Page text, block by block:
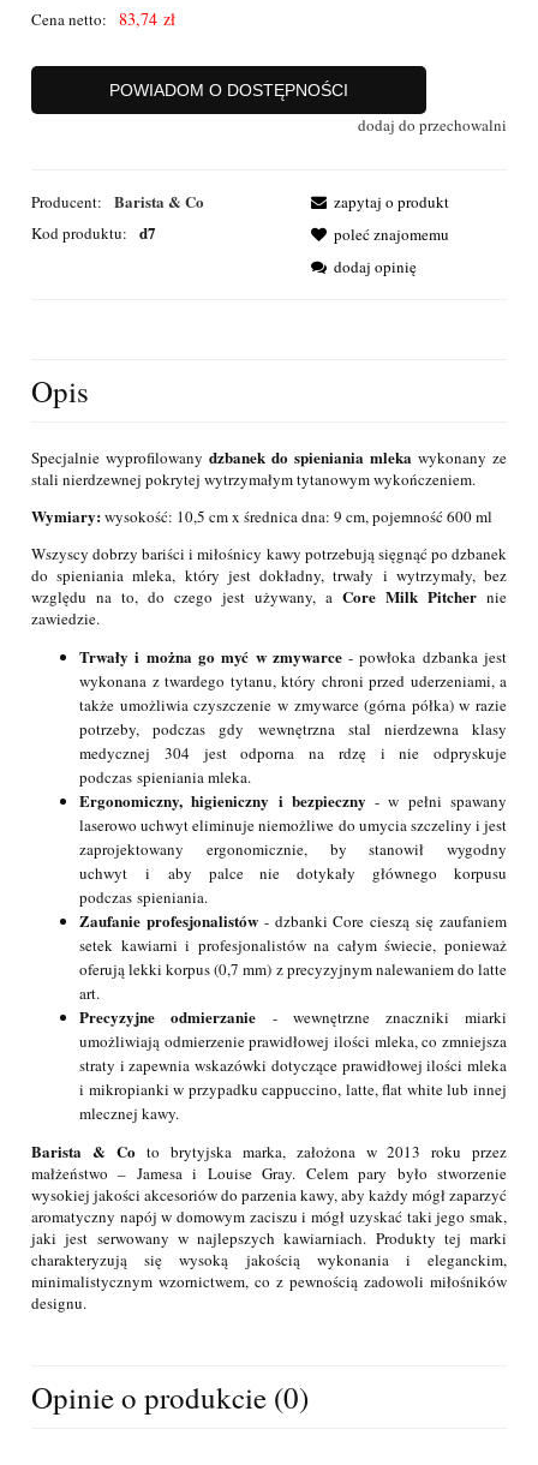
Cena netto: 83,74 zł
POWIADOM O DOSTĘPNOŚCI
dodaj do przechowalni
Producent: Barista & Co
Kod produktu: d7
zapytaj o produkt
poleć znajomemu
dodaj opinię
Opis
Specjalnie wyprofilowany dzbanek do spieniania mleka wykonany ze
stali nierdzewnej pokrytej wytrzymałym tytanowym wykończeniem.
Wymiary:wysokość: 10,5 cm x średnica dna: 9 cm, pojemność 600 ml
Wszyscy dobrzy bariści i miłośnicy kawy potrzebują sięgnąć po dzbanek
do spieniania mleka, który jest dokładny, trwały i wytrzymały, bez
względu na to, do czego jest używany, a Core Milk Pitcher nie
zawiedzie.
Trwały i można go myć w zmywarce- powłoka dzbanka jest
wykonana z twardego tytanu, który chroni przed uderzeniami, a
także umożliwia czyszczenie w zmywarce (górna półka) w razie
potrzeby, podczas gdy wewnętrzna stal nierdzewna klasy
medycznej 304 jest odporna na rdzę i nie odpryskuje
podczas spieniania mleka.
Ergonomiczny, higieniczny i bezpieczny - w pełni spawany
laserowo uchwyt eliminuje niemożliwe do umycia szczeliny i jest
zaprojektowany ergonomicznie, by stanowił wygodny
uchwyt i aby palce nie dotykały głównego korpusu
podczas spieniania.
Zaufanie profesjonalistów- dzbanki Core cieszą się zaufaniem
setek kawiarni i profesjonalistów na całym świecie, ponieważ
oferują lekki korpus (0,7 mm) z precyzyjnym nalewaniem do latte
art.
Precyzyjne odmierzanie - wewnętrzne znaczniki miarki
umożliwiają odmierzenie prawidłowej ilości mleka, co zmniejsza
straty i zapewnia wskazówki dotyczące prawidłowej ilości mleka
i mikropianki w przypadku cappuccino, latte, flat white lub innej
mlecznej kawy.
Barista & Co to brytyjska marka, założona w 2013 roku przez
małżeństwo – Jamesa i Louise Gray. Celem pary było stworzenie
wysokiej jakości akcesoriów do parzenia kawy, aby każdy mógł zaparzyć
aromatyczny napój w domowym zaciszu i mógł uzyskać taki jego smak,
jaki jest serwowany w najlepszych kawiarniach. Produkty tej marki
charakteryzują się wysoką jakością wykonania i eleganckim,
minimalistycznym wzornictwem, co z pewnością zadowoli miłośników
designu.
Opinie o produkcie (0)